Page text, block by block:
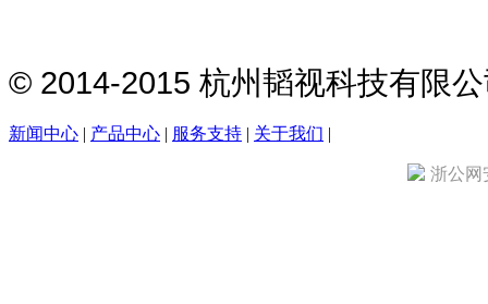
© 2014-2015 杭州韬视科技有限
新闻中心 | 产品中心 | 服务支持 | 关于我们 |
浙公网